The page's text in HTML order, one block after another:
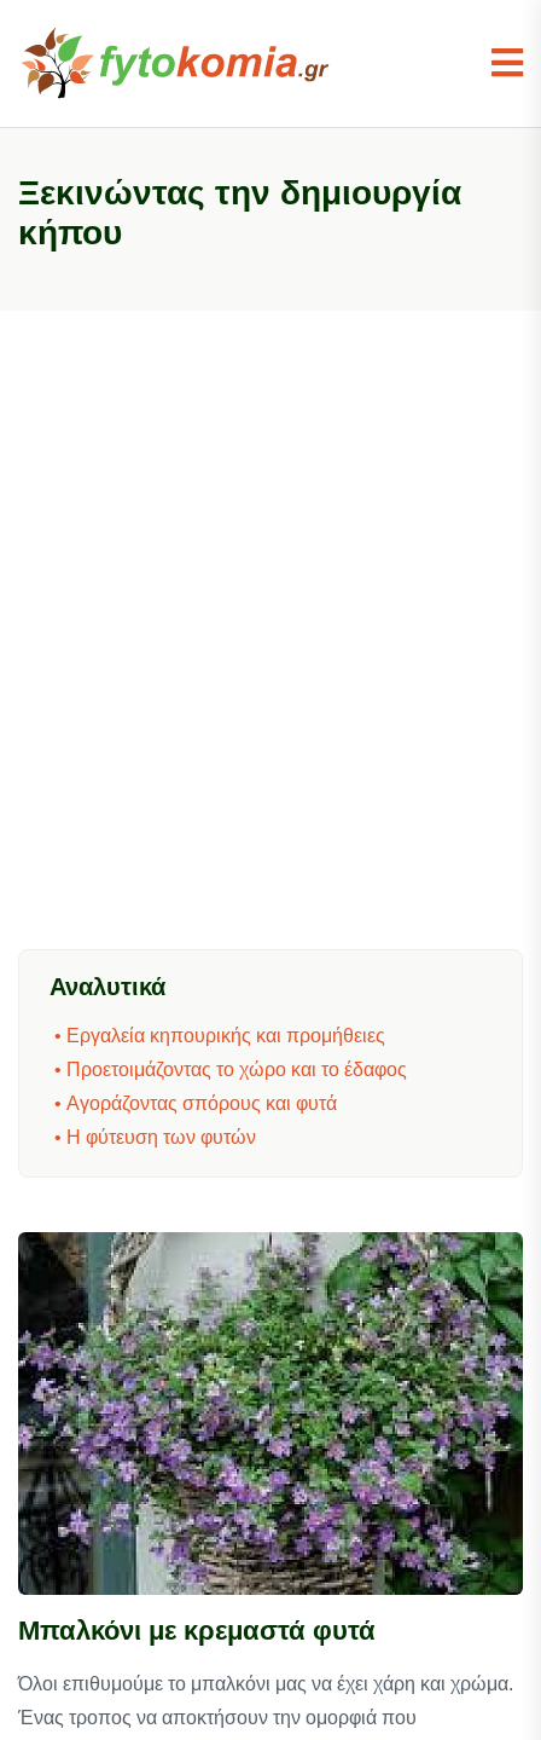
Ξεκινώντας την δημιουργία
κήπου
Αναλυτικά
• Εργαλεία κηπουρικής και προμήθειες
• Προετοιμάζοντας το χώρο και το έδαφος
• Αγοράζοντας σπόρους και φυτά
• Η φύτευση των φυτών
Μπαλκόνι με κρεμαστά φυτά
Όλοι επιθυμούμε το μπαλκόνι μας να έχει χάρη και χρώμα.
Ένας τροπος να αποκτήσουν την ομορφιά που